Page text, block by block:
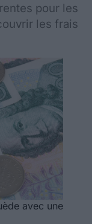
pour les
les frais
avec une